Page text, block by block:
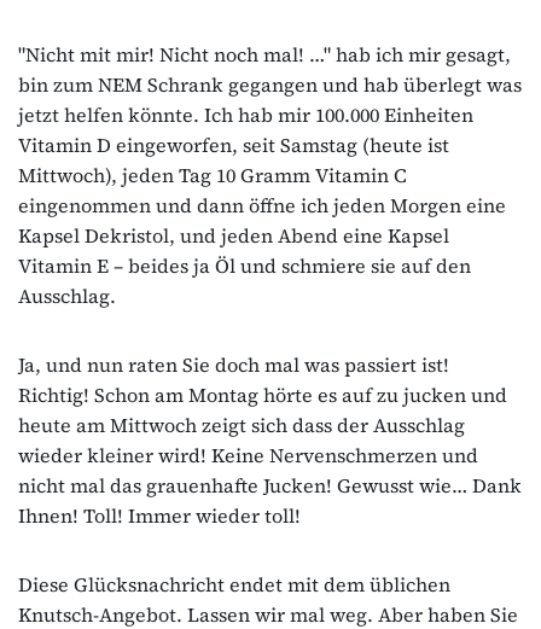
"Nicht mit mir! Nicht noch mal! …" hab ich mir gesagt,
bin zum NEM Schrank gegangen und hab überlegt was
jetzt helfen könnte. Ich hab mir 100.000 Einheiten
Vitamin D eingeworfen, seit Samstag (heute ist
Mittwoch), jeden Tag 10 Gramm Vitamin C
eingenommen und dann öffne ich jeden Morgen eine
Kapsel Dekristol, und jeden Abend eine Kapsel
Vitamin E – beides ja Öl und schmiere sie auf den
Ausschlag.
Ja, und nun raten Sie doch mal was passiert ist!
Richtig! Schon am Montag hörte es auf zu jucken und
heute am Mittwoch zeigt sich dass der Ausschlag
wieder kleiner wird! Keine Nervenschmerzen und
nicht mal das grauenhafte Jucken! Gewusst wie… Dank
Ihnen! Toll! Immer wieder toll!
Diese Glücksnachricht endet mit dem üblichen
Knutsch-Angebot. Lassen wir mal weg. Aber haben Sie